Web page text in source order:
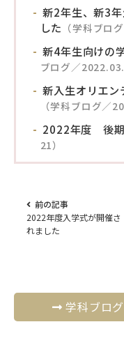
新2年生、新3
した （学科ブロ
新4年生向けの
ブログ／
新入生オリエン
（学科ブログ／
2022年度 後
21）
前の記事
2022年度入学式が開催さ
れました
学科ブロ